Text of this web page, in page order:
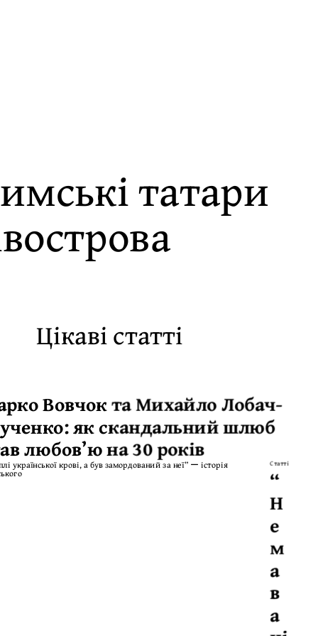
татари
Цікаві статті
Вовчок та Михайло Лобач-
як скандальний шлюб
любов’ю на 30 років
Статті
“
Н
е
м
а
в
а